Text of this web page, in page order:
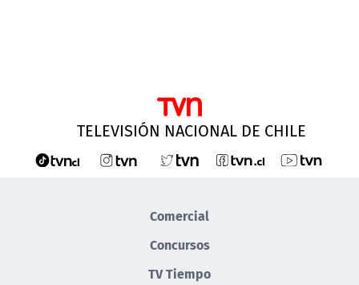
TELEVISIÓN NACIONAL DE CHILE
Comercial
Concursos
TV Tiempo